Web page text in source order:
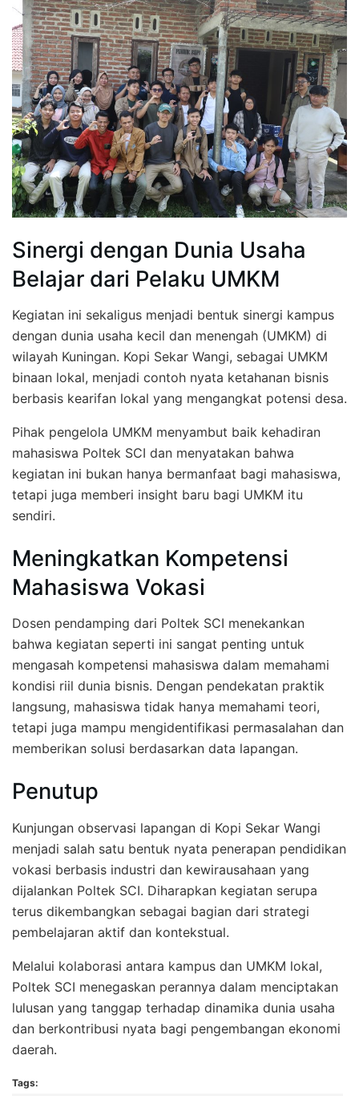
Sinergi dengan Dunia Usaha
Belajar dari Pelaku UMKM
Kegiatan ini sekaligus menjadi bentuk sinergi kampus
dengan dunia usaha kecil dan menengah (UMKM) di
wilayah Kuningan. Kopi Sekar Wangi, sebagai UMKM
binaan lokal, menjadi contoh nyata ketahanan bisnis
berbasis kearifan lokal yang mengangkat potensi desa.
Pihak pengelola UMKM menyambut baik kehadiran
mahasiswa Poltek SCI dan menyatakan bahwa
kegiatan ini bukan hanya bermanfaat bagi mahasiswa,
tetapi juga memberi insight baru bagi UMKM itu
sendiri.
Meningkatkan Kompetensi
Mahasiswa Vokasi
Dosen pendamping dari Poltek SCI menekankan
bahwa kegiatan seperti ini sangat penting untuk
mengasah kompetensi mahasiswa dalam memahami
kondisi riil dunia bisnis. Dengan pendekatan praktik
langsung, mahasiswa tidak hanya memahami teori,
tetapi juga mampu mengidentifikasi permasalahan dan
memberikan solusi berdasarkan data lapangan.
Penutup
Kunjungan observasi lapangan di Kopi Sekar Wangi
menjadi salah satu bentuk nyata penerapan pendidikan
vokasi berbasis industri dan kewirausahaan yang
dijalankan Poltek SCI. Diharapkan kegiatan serupa
terus dikembangkan sebagai bagian dari strategi
pembelajaran aktif dan kontekstual.
Melalui kolaborasi antara kampus dan UMKM lokal,
Poltek SCI menegaskan perannya dalam menciptakan
lulusan yang tanggap terhadap dinamika dunia usaha
dan berkontribusi nyata bagi pengembangan ekonomi
daerah.
Tags: